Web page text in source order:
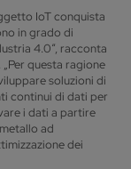
IoT conquista
in grado di
4.0“, racconta
questa ragione
soluzioni di
continui di dati per
i dati a partire
ad
dei